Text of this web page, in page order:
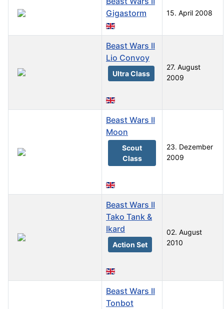
Gigastorm
15. April 2008
Beast Wars II
Lio Convoy
Ultra Class
27. August
2009
Beast Wars II
Moon
Scout
Class
23. Dezember
2009
Beast Wars II
Tako Tank &
Ikard
Action Set
02. August
2010
Beast Wars II
Tonbot